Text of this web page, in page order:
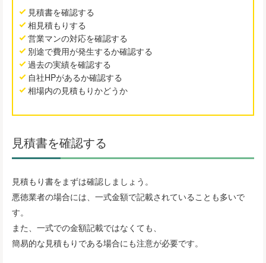
見積書を確認する
相見積もりする
営業マンの対応を確認する
別途で費用が発生するか確認する
過去の実績を確認する
自社HPがあるか確認する
相場内の見積もりかどうか
見積書を確認する
見積もり書をまずは確認しましょう。
悪徳業者の場合には、一式金額で記載されていることも多いで
す。
また、一式での金額記載ではなくても、
簡易的な見積もりである場合にも注意が必要です。